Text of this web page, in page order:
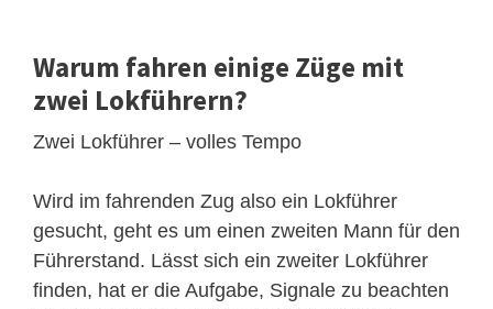
Warum fahren einige Züge mit
zwei Lokführern?
Zwei Lokführer – volles Tempo
Wird im fahrenden Zug also ein Lokführer
gesucht, geht es um einen zweiten Mann für den
Führerstand. Lässt sich ein zweiter Lokführer
finden, hat er die Aufgabe, Signale zu beachten